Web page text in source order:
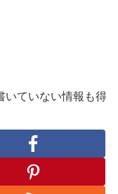
いていない情報も得